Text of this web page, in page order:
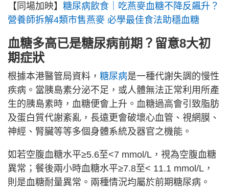
【同場加映】 糖尿病飲食｜吃燕麥血糖不降反飆升？
營養師拆解4類市售燕麥 必學最佳食法助穩血糖
血糖多高已是糖尿病前期？留意8大初
期症狀
根據本港醫管局資料， 糖尿病是一種代謝失調的慢性
疾病。當胰島素分泌不足，或人體無法正常利用所產
生的胰島素時，血糖便會上升。血糖過高會引致脂肪
及蛋白質代謝紊亂，長遠更會破壞心血管、視網膜、
神經、腎臟等等多個身體系統及器官之機能。
如若空腹血糖水平≥5.6至<7 mmol/L，視為空腹血糖
異常；餐後兩小時血糖水平≥7.8至< 11.1 mmol/L，
則是血糖耐量異常。兩種情況均屬於前期糖尿病。